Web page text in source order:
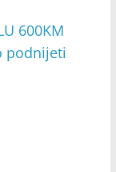
600KM
podnijeti